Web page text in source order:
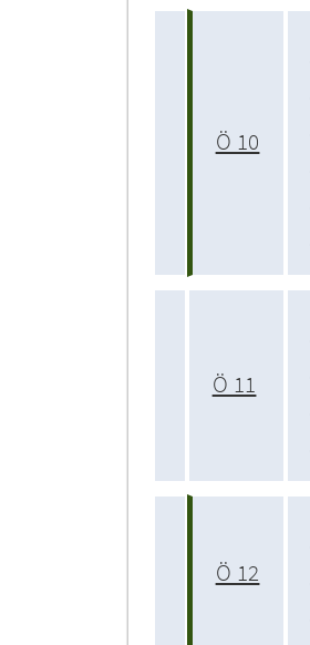
Ö 10
Ö 11
Ö 12